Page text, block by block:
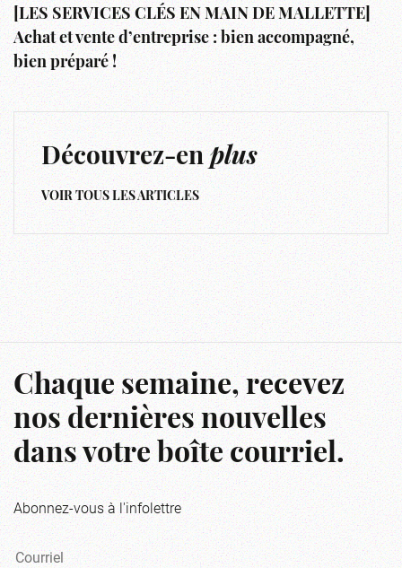
[LES SERVICES CLÉS EN MAIN DE MALLETTE]
Achat et vente d’entreprise : bien accompagné,
bien préparé !
Découvrez-enplus
VOIR TOUS LES ARTICLES
Chaque semaine, recevez
nos dernières nouvelles
dans votre boîte courriel.
Abonnez-vous à l'infolettre